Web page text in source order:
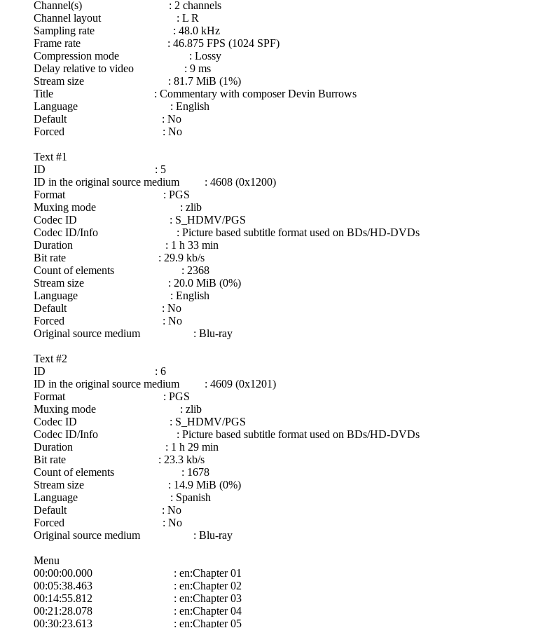
Channel(s) : 2 channels
Channel layout : L R
Sampling rate : 48.0 kHz
Frame rate : 46.875 FPS (1024 SPF)
Compression mode : Lossy
Delay relative to video : 9 ms
Stream size : 81.7 MiB (1%)
Title : Commentary with composer Devin Burrows
Language : English
Default : No
Forced : No
Text #1
ID : 5
ID in the original source medium : 4608 (0x1200)
Format : PGS
Muxing mode : zlib
Codec ID : S_HDMV/PGS
Codec ID/Info : Picture based subtitle format used on BDs/HD-DVDs
Duration : 1 h 33 min
Bit rate : 29.9 kb/s
Count of elements : 2368
Stream size : 20.0 MiB (0%)
Language : English
Default : No
Forced : No
Original source medium : Blu-ray
Text #2
ID : 6
ID in the original source medium : 4609 (0x1201)
Format : PGS
Muxing mode : zlib
Codec ID : S_HDMV/PGS
Codec ID/Info : Picture based subtitle format used on BDs/HD-DVDs
Duration : 1 h 29 min
Bit rate : 23.3 kb/s
Count of elements : 1678
Stream size : 14.9 MiB (0%)
Language : Spanish
Default : No
Forced : No
Original source medium : Blu-ray
Menu
00:00:00.000 : en:Chapter 01
00:05:38.463 : en:Chapter 02
00:14:55.812 : en:Chapter 03
00:21:28.078 : en:Chapter 04
00:30:23.613 : en:Chapter 05